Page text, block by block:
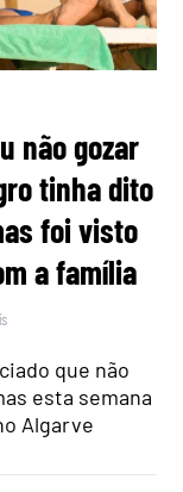
não gozar
tinha dito
foi visto
a família
que não
esta semana
Algarve